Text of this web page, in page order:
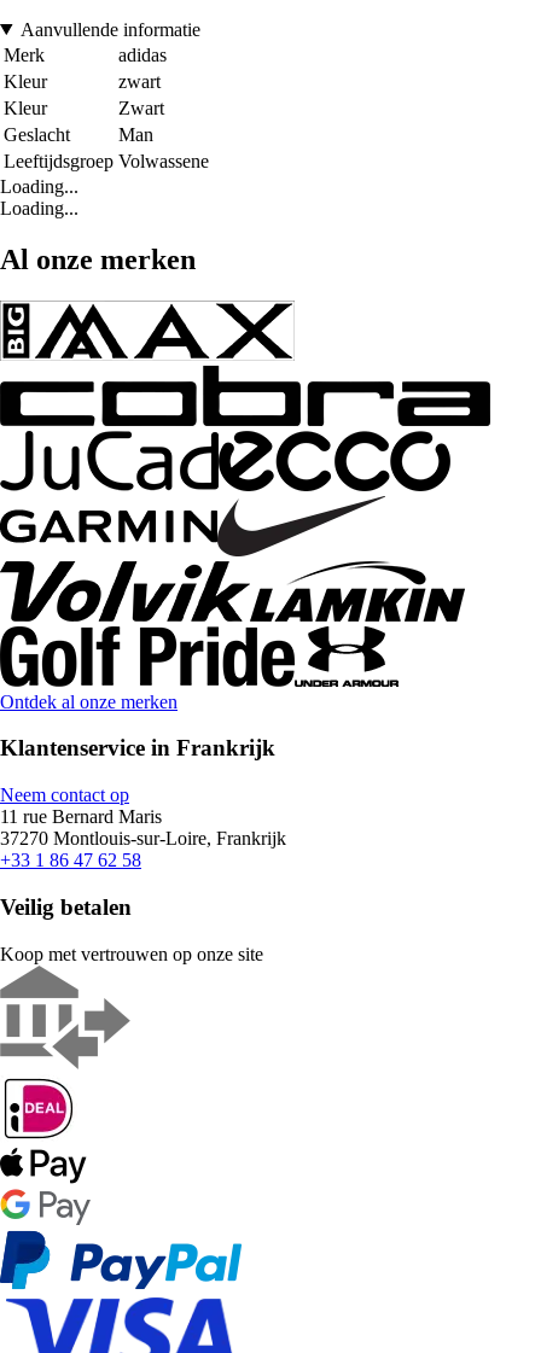
Aanvullende informatie
Merk
adidas
Kleur
zwart
Kleur
Zwart
Geslacht
Man
Leeftijdsgroep Volwassene
Loading...
Loading...
Al onze merken
Ontdek al onze merken
Klantenservice in Frankrijk
Neem contact op
11 rue Bernard Maris
37270 Montlouis-sur-Loire, Frankrijk
+33 1 86 47 62 58
Veilig betalen
Koop met vertrouwen op onze site